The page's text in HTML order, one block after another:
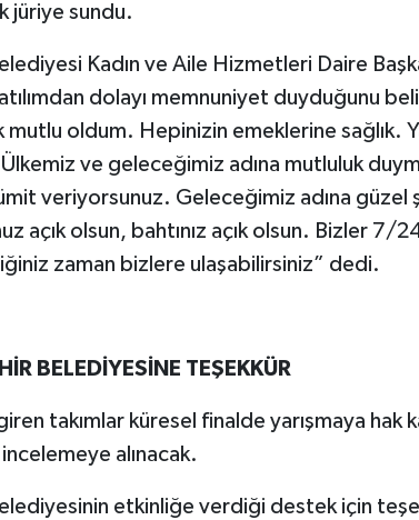
jüriye sundu.
Kadın ve Aile Hizmetleri Daire
dolayı memnuniyet duyduğunu
oldum. Hepinizin emeklerine sağlık.
ve geleceğimiz adına mutluluk
veriyorsunuz. Geleceğimiz adına güzel
açık olsun, bahtınız açık olsun. Bizler 7/
zaman bizlere ulaşabilirsiniz” dedi.
BELEDİYESİNE TEŞEKKÜR
takımlar küresel finalde yarışmaya hak
alınacak.
etkinliğe verdiği destek için